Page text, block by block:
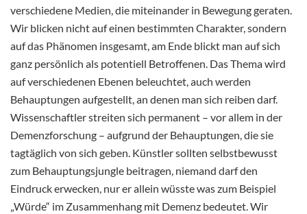
verschiedene Medien, die miteinander in Bewegung geraten.
Wir blicken nicht auf einen bestimmten Charakter, sondern
auf das Phänomen insgesamt, am Ende blickt man auf sich
ganz persönlich als potentiell Betroffenen. Das Thema wird
auf verschiedenen Ebenen beleuchtet, auch werden
Behauptungen aufgestellt, an denen man sich reiben darf.
Wissenschaftler streiten sich permanent – vor allem in der
Demenzforschung – aufgrund der Behauptungen, die sie
tagtäglich von sich geben. Künstler sollten selbstbewusst
zum Behauptungsjungle beitragen, niemand darf den
Eindruck erwecken, nur er allein wüsste was zum Beispiel
„Würde“ im Zusammenhang mit Demenz bedeutet. Wir